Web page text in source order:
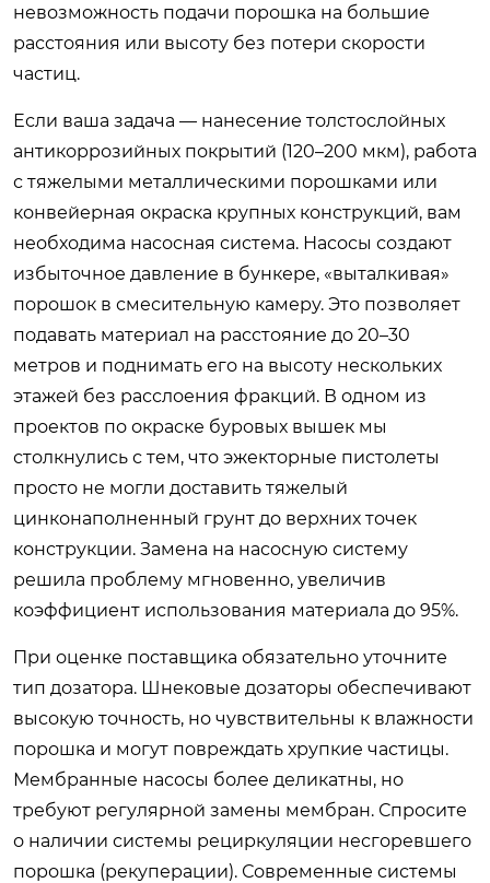
невозможность подачи порошка на большие
расстояния или высоту без потери скорости
частиц.
Если ваша задача — нанесение толстослойных
антикоррозийных покрытий (120–200 мкм), работа
с тяжелыми металлическими порошками или
конвейерная окраска крупных конструкций, вам
необходима насосная система. Насосы создают
избыточное давление в бункере, «выталкивая»
порошок в смесительную камеру. Это позволяет
подавать материал на расстояние до 20–30
метров и поднимать его на высоту нескольких
этажей без расслоения фракций. В одном из
проектов по окраске буровых вышек мы
столкнулись с тем, что эжекторные пистолеты
просто не могли доставить тяжелый
цинконаполненный грунт до верхних точек
конструкции. Замена на насосную систему
решила проблему мгновенно, увеличив
коэффициент использования материала до 95%.
При оценке поставщика обязательно уточните
тип дозатора. Шнековые дозаторы обеспечивают
высокую точность, но чувствительны к влажности
порошка и могут повреждать хрупкие частицы.
Мембранные насосы более деликатны, но
требуют регулярной замены мембран. Спросите
о наличии системы рециркуляции несгоревшего
порошка (рекуперации). Современные системы